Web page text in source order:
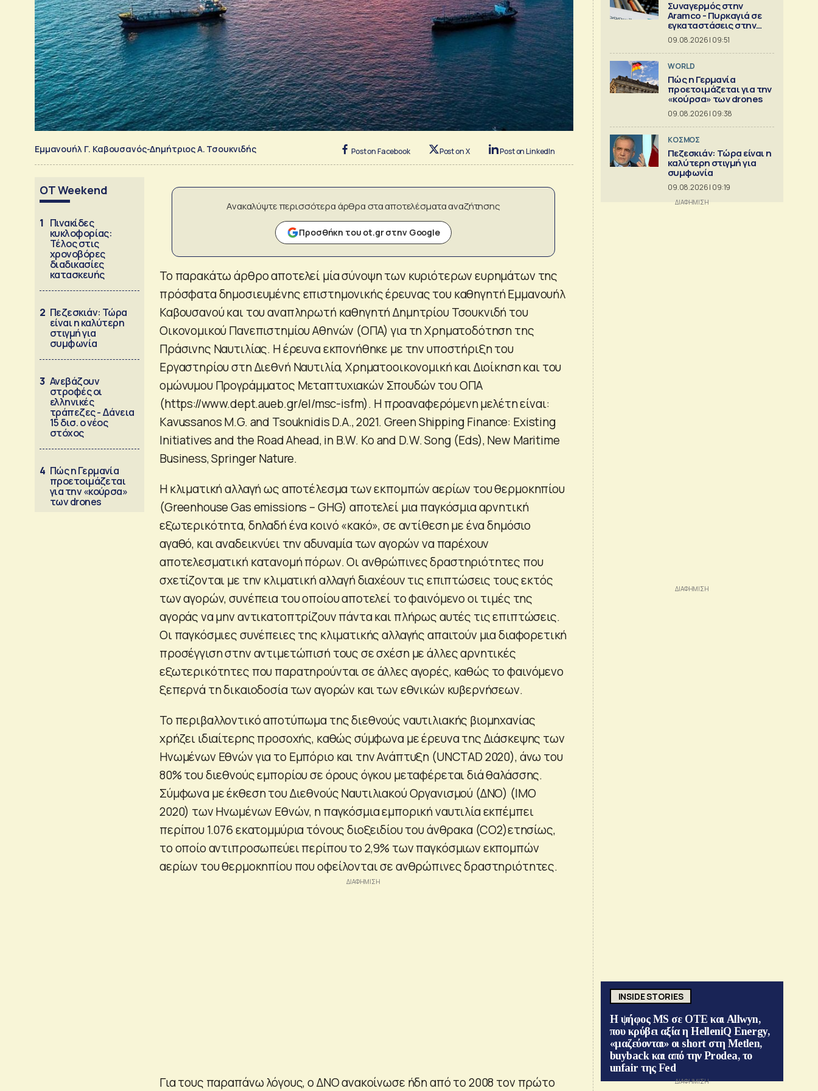
Εμμανουήλ Γ. Καβουσανός-Δημήτριος Α. Τσουκνιδής Post on Facebook Post on X Post on LinkedIn
OT Weekend
1 Πινακίδες
κυκλοφορίας:
Τέλος στις
χρονοβόρες
διαδικασίες
κατασκευής
2 Πεζεσκιάν: Τώρα
είναι η καλύτερη
στιγμή για
συμφωνία
3 Ανεβάζουν
στροφές οι
ελληνικές
τράπεζες - Δάνεια
15 δισ. ο νέος
στόχος
4 Πώς η Γερμανία
προετοιμάζεται
για την «κούρσα»
των drones
Ανακαλύψτε περισσότερα άρθρα στα αποτελέσματα αναζήτησης
Προσθήκη του ot.gr στην Google
Το παρακάτω άρθρο αποτελεί μία σύνοψη των κυριότερων ευρημάτων της
πρόσφατα δημοσιευμένης επιστημονικής έρευνας του καθηγητή Εμμανουήλ
Καβουσανού και του αναπληρωτή καθηγητή Δημητρίου Τσουκνιδή του
Οικονομικού Πανεπιστημίου Αθηνών (ΟΠΑ) για τη Χρηματοδότηση της
Πράσινης Ναυτιλίας. Η έρευνα εκπονήθηκε με την υποστήριξη του
Εργαστηρίου στη Διεθνή Ναυτιλία, Χρηματοοικονομική και Διοίκηση και του
ομώνυμου Προγράμματος Μεταπτυχιακών Σπουδών του ΟΠΑ
(https://www.dept.aueb.gr/el/msc-isfm). Η προαναφερόμενη μελέτη είναι:
Kavussanos M.G. and Tsouknidis D.A., 2021. Green Shipping Finance: Existing
Initiatives and the Road Ahead, in B.W. Ko and D.W. Song (Eds), New Maritime
Business, Springer Nature.
Η κλιματική αλλαγή ως αποτέλεσμα των εκπομπών αερίων του θερμοκηπίου
(Greenhouse Gas emissions – GHG) αποτελεί μια παγκόσμια αρνητική
εξωτερικότητα, δηλαδή ένα κοινό «κακό», σε αντίθεση με ένα δημόσιο
αγαθό, και αναδεικνύει την αδυναμία των αγορών να παρέχουν
αποτελεσματική κατανομή πόρων. Οι ανθρώπινες δραστηριότητες που
σχετίζονται με την κλιματική αλλαγή διαχέουν τις επιπτώσεις τους εκτός
των αγορών, συνέπεια του οποίου αποτελεί το φαινόμενο οι τιμές της
αγοράς να μην αντικατοπτρίζουν πάντα και πλήρως αυτές τις επιπτώσεις.
Οι παγκόσμιες συνέπειες της κλιματικής αλλαγής απαιτούν μια διαφορετική
προσέγγιση στην αντιμετώπισή τους σε σχέση με άλλες αρνητικές
εξωτερικότητες που παρατηρούνται σε άλλες αγορές, καθώς το φαινόμενο
ξεπερνά τη δικαιοδοσία των αγορών και των εθνικών κυβερνήσεων.
Το περιβαλλοντικό αποτύπωμα της διεθνούς ναυτιλιακής βιομηχανίας
χρήζει ιδιαίτερης προσοχής, καθώς σύμφωνα με έρευνα της Διάσκεψης των
Ηνωμένων Εθνών για το Εμπόριο και την Ανάπτυξη (UNCTAD 2020), άνω του
80% του διεθνούς εμπορίου σε όρους όγκου μεταφέρεται διά θαλάσσης.
Σύμφωνα με έκθεση του Διεθνούς Ναυτιλιακού Οργανισμού (ΔΝΟ) (ΙΜΟ
2020) των Ηνωμένων Εθνών, η παγκόσμια εμπορική ναυτιλία εκπέμπει
περίπου 1.076 εκατομμύρια τόνους διοξειδίου του άνθρακα (CO2)ετησίως,
το οποίο αντιπροσωπεύει περίπου το 2,9% των παγκόσμιων εκπομπών
αερίων του θερμοκηπίου που οφείλονται σε ανθρώπινες δραστηριότητες.
Για τους παραπάνω λόγους, ο ΔΝΟ ανακοίνωσε ήδη από το 2008 τον πρώτο
Συναγερμός στην
Aramco - Πυρκαγιά σε
εγκαταστάσεις στην
Τζιζάν
09.08.2026 | 09:51
WORLD
Πώς η Γερμανία
προετοιμάζεται για την
«κούρσα» των drones
09.08.2026 | 09:38
ΚΟΣΜΟΣ
Πεζεσκιάν: Τώρα είναι η
καλύτερη στιγμή για
συμφωνία
09.08.2026 | 09:19
INSIDE STORIES
Η ψήφος MS σε ΟΤΕ και Allwyn,
που κρύβει αξία η HelleniQ Energy,
«μαζεύονται» οι short στη Metlen,
buyback και από την Prodea, το
unfair της Fed